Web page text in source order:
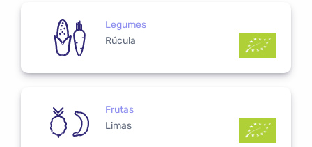
Legumes
Rúcula
Frutas
Limas